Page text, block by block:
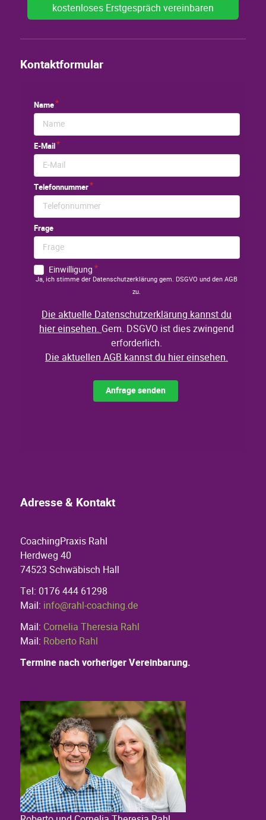
Adresse & Kontakt
CoachingPraxis Rahl
Herdweg 40
74523 Schwäbisch Hall
Tel: 0176 444 61298
Mail: info@rahl-coaching.de
Mail: Cornelia Theresia Rahl
Mail: Roberto Rahl
Termine nach vorheriger Vereinbarung.
kostenloses Erstgespräch vereinbaren
Kontaktformular